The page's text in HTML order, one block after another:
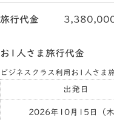
旅行代金
お1人さま旅行代金
ビジネスクラス利用お1人さま
出発日
2026年10月15日（木